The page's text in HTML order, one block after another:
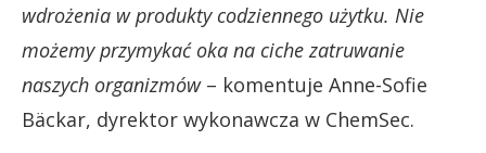
wdrożenia w produkty codziennego użytku. Nie
możemy przymykać oka na ciche zatruwanie
naszych organizmów– komentuje Anne-Sofie
Bäckar, dyrektor wykonawcza w ChemSec.